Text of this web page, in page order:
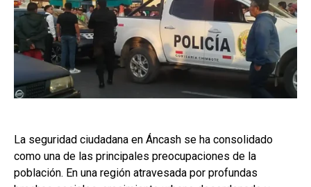
La seguridad ciudadana en Áncash se ha consolidado
como una de las principales preocupaciones de la
población. En una región atravesada por profundas